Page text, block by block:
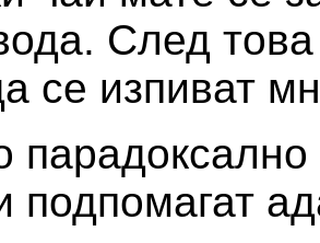
След
се изпиват
парадоксално
подпомагат